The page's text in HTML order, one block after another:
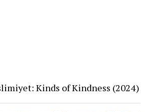
Kinds of Kindness (2024)